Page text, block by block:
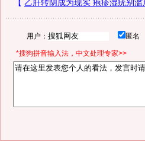
用户： 匿名
*搜狗拼音输入法，中文处理专家>>